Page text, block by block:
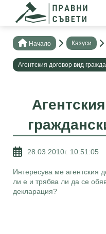
Нaчало Казуси
Агентския договор вид
28.03.2010г. 10:51:05
Интересува ме агентския
ли е и трябва ли да се
декларация?